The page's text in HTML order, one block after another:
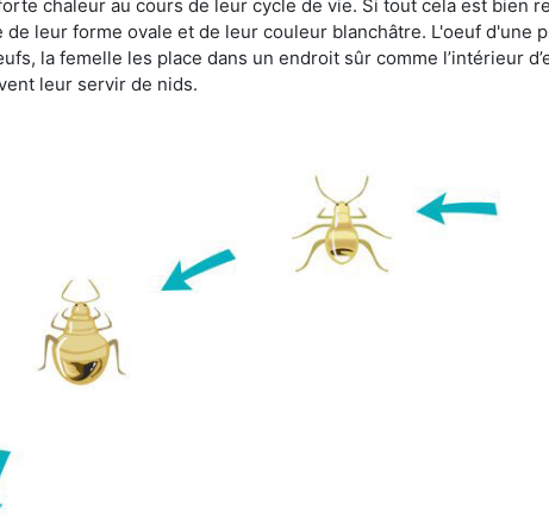
chaleur au cours de leur cycle de vie. Si tout cela est
de leur forme ovale et de leur couleur blanchâtre. L'oeuf
la femelle les place dans un endroit sûr comme l’intérieur
leur servir de nids.